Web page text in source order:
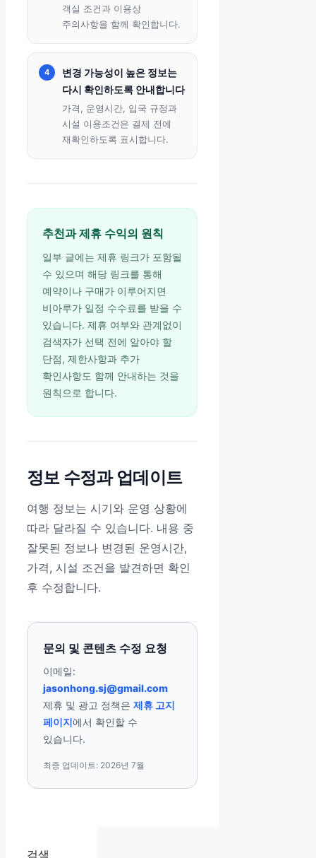
객실 조건과 이용상
주의사항을 함께 확인합니다.
4
변경 가능성이 높은 정보는
다시 확인하도록 안내합니다
가격, 운영시간, 입국 규정과
시설 이용조건은 결제 전에
재확인하도록 표시합니다.
추천과 제휴 수익의 원칙
일부 글에는 제휴 링크가 포함될
수 있으며 해당 링크를 통해
예약이나 구매가 이루어지면
비아루가 일정 수수료를 받을 수
있습니다. 제휴 여부와 관계없이
검색자가 선택 전에 알아야 할
단점, 제한사항과 추가
확인사항도 함께 안내하는 것을
원칙으로 합니다.
정보 수정과 업데이트
여행 정보는 시기와 운영 상황에
따라 달라질 수 있습니다. 내용 중
잘못된 정보나 변경된 운영시간,
가격, 시설 조건을 발견하면 확인
후 수정합니다.
문의 및 콘텐츠 수정 요청
이메일:
jasonhong.sj@gmail.com
제휴 및 광고 정책은 제휴 고지
페이지에서 확인할 수
있습니다.
최종 업데이트: 2026년 7월
검색